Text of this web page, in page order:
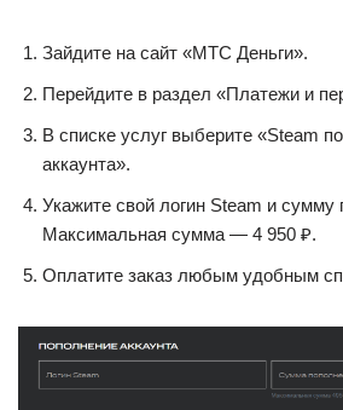
Зайдите на сайт «МТС Деньги».
Перейдите в раздел «Платежи и
В списке услуг выберите «Steam
аккаунта».
Укажите свой логин Steam и сумму
Максимальная сумма — 4 950 ₽.
Оплатите заказ любым удобным